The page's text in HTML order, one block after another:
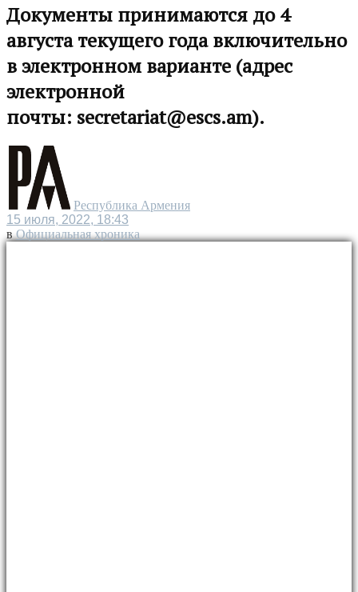
Документы принимаются до 4
августа текущего года включительно
в электронном варианте (адрес
электронной
почты: secretariat@escs.am).
Республика Армения
15 июля, 2022, 18:43
в Официальная хроника